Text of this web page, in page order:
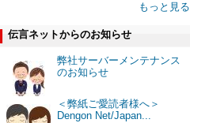
もっと見る
伝言ネットからのお知らせ
弊社サーバーメンテナンス
のお知らせ
＜弊紙ご愛読者様へ＞
Dengon Net/Japan...